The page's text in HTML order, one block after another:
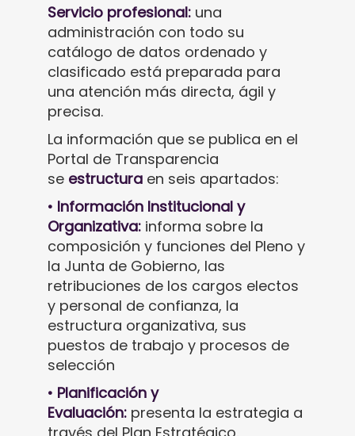
Servicio profesional: una
administración con todo su
catálogo de datos ordenado y
clasificado está preparada para
una atención más directa, ágil y
precisa.
La información que se publica en el
Portal de Transparencia
se estructura en seis apartados:
• Información Institucional y
Organizativa: informa sobre la
composición y funciones del Pleno y
la Junta de Gobierno, las
retribuciones de los cargos electos
y personal de confianza, la
estructura organizativa, sus
puestos de trabajo y procesos de
selección
• Planificación y
Evaluación: presenta la estrategia a